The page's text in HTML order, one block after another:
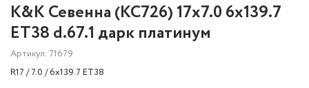
K&K Севенна (КС726) 17x7.0 6x139.7
ET38 d.67.1 дарк платинум
Артикул: 71679
R17 / 7.0 / 6x139.7 ET38